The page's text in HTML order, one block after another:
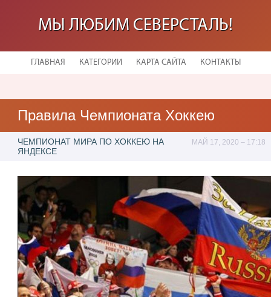
МЫ ЛЮБИМ СЕВЕРСТАЛЬ!
ГЛАВНАЯ КАТЕГОРИИ КАРТА САЙТА КОНТАКТЫ
Правила Чемпионата Хоккею
ЧЕМПИОНАТ МИРА ПО ХОККЕЮ НА
ЯНДЕКСЕ
МАЙ 17, 2020 – 17:18